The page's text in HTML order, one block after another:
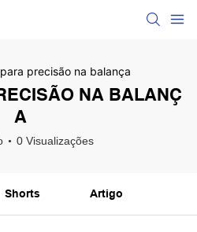
precisão na balança
NA BALANÇ
A
0 Visualizações
Shorts Artigo